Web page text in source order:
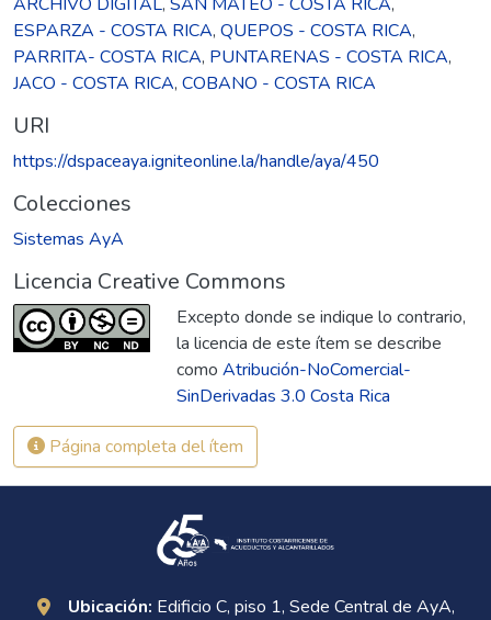
ESPARZA - COSTA RICA, QUEPOS - COSTA RICA,
PARRITA- COSTA RICA, PUNTARENAS - COSTA RICA,
JACO - COSTA RICA, COBANO - COSTA RICA
URI
https://dspaceaya.igniteonline.la/handle/aya/450
Colecciones
Sistemas AyA
Licencia Creative Commons
Excepto donde se indique lo contrario,
la licencia de este ítem se describe
como Atribución-NoComercial-
SinDerivadas 3.0 Costa Rica
Página completa del ítem
Ubicación: Edificio C, piso 1, Sede Central de AyA,